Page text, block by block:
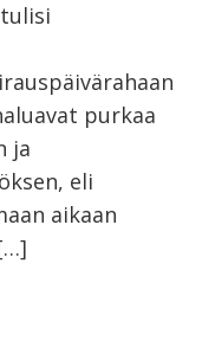
purkaa
ja
eli
aikaan